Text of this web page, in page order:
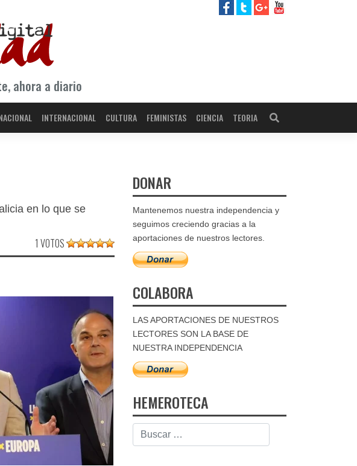
ahora a diario
INTERNACIONAL CULTURA FEMINISTAS CIENCIA TEORIA
en lo que se
1 VOTOS
DONAR
Mantenemos nuestra independencia y
seguimos creciendo gracias a la
aportaciones de nuestros lectores.
COLABORA
LAS APORTACIONES DE NUESTROS
LECTORES SON LA BASE DE
NUESTRA INDEPENDENCIA
HEMEROTECA